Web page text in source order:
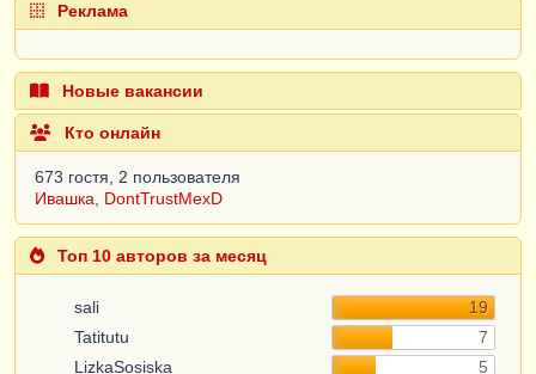
Реклама
Новые вакансии
Кто онлайн
673 гостя, 2 пользователя
Ивашка, DontTrustMexD
Топ 10 авторов за месяц
sali
19
Tatitutu
7
LizkaSosiska
5